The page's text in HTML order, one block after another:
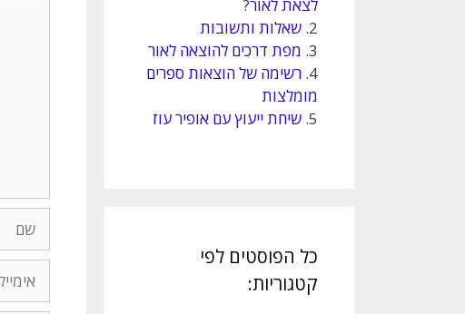
לצאת לאור?
2. שאלות ותשובות
3. מפת דרכים להוצאה לאור
4. רשימה של הוצאות ספרים
מומלצות
5. שיחת ייעוץ עם אופיר עוז
כל הפוסטים לפי
קטגוריות: